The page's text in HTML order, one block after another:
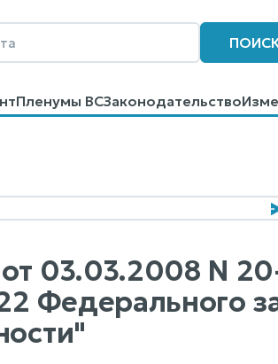
Пленумы ВСЗаконодательство
Поиск
03.03.2008 N
Федерального